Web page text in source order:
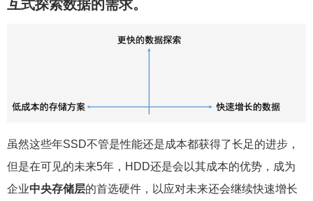
虽然这些年SSD不管是性能还是成本都获得了长足的进步，
但是在可见的未来5年，HDD还是会以其成本的优势，成为
企业 中央存储层 的首选硬件，以应对未来还会继续快速增长